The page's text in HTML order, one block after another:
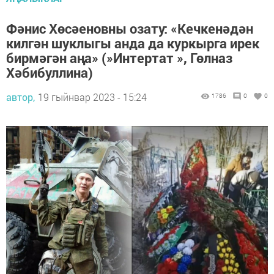
Фәнис Хөсәеновны озату: «Кечкенәдән
килгән шуклыгы анда да куркырга ирек
бирмәгән аңа» (»Интертат », Гөлназ
Хәбибуллина)
автор, 19 гыйнвар 2023 - 15:24 1786 0 0